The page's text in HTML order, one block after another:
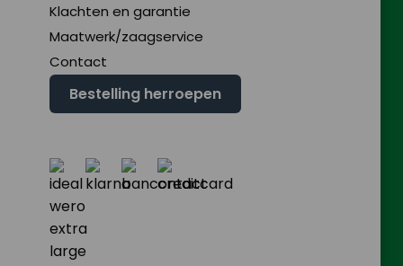
Klachten en garantie
Maatwerk/zaagservice
Contact
Bestelling herroepen